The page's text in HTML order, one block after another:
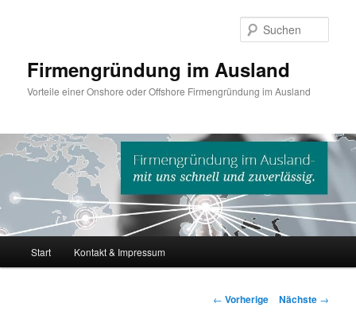
Firmengründung im Ausland
Vorteile einer Onshore oder Offshore Firmengründung im Ausland
Zum
Start Kontakt & Impressum
Artikelnavigation
← Vorherige Nächste →